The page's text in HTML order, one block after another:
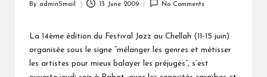
By adminSmail 13 June 2009 No Comments
La 14ème édition du Festival Jazz au Chellah (11-15 juin)
organisée sous le signe “mélanger les genres et métisser
les artistes pour mieux balayer les préjugés”, s’est